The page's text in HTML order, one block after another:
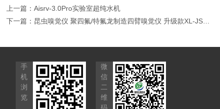
上一篇：Aisrv-3.0Pro实验室超纯水机
下一篇： 昆虫嗅觉仪 聚四氟/特氟龙制造四臂嗅觉仪 升级款XL-JSF4-30-150/300南京雪厂家直销
手
机
浏
览
微
信
二
维
码